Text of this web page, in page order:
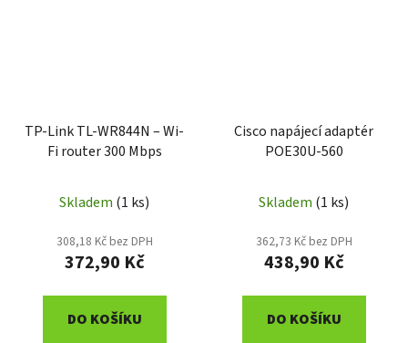
TP-Link TL-WR844N – Wi-
Fi router 300 Mbps
Skladem (1 ks)
308,18 Kč bez DPH
372,90 Kč
DO KOŠÍKU
Cisco napájecí adaptér
POE30U-560
Skladem (1 ks)
362,73 Kč bez DPH
438,90 Kč
DO KOŠÍKU